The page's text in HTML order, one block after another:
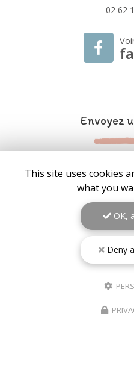
02 62
Envoyez
Nom
Sélectionner une localité
This site uses cookies
what you
OK,
Deny